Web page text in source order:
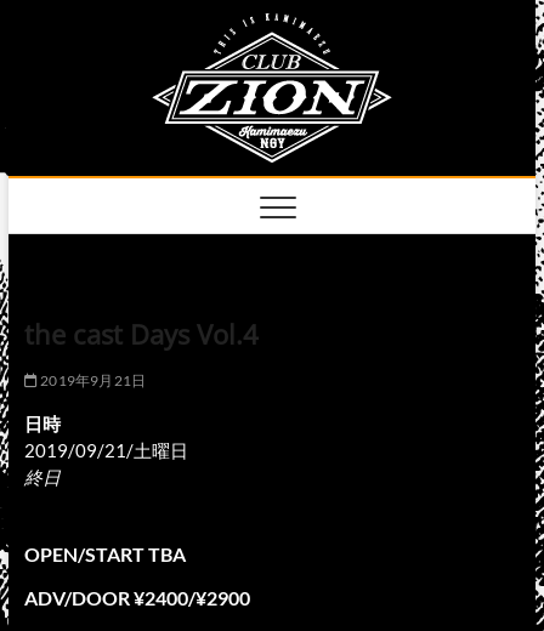
the cast Days Vol.4
2019年9月21日
日時
2019/09/21/土曜日
終日
OPEN/START TBA
ADV/DOOR ¥2400/¥2900